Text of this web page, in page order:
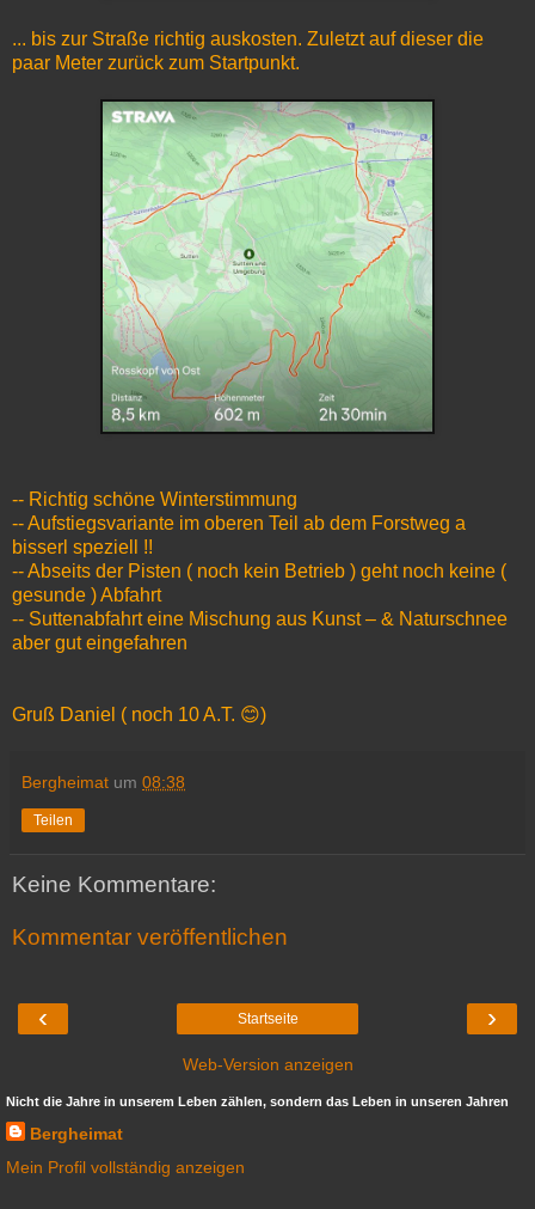
... bis zur Straße richtig auskosten. Zuletzt auf dieser die
paar Meter zurück zum Startpunkt.
-- Richtig schöne Winterstimmung
-- Aufstiegsvariante im oberen Teil ab dem Forstweg a
bisserl speziell !!
-- Abseits der Pisten ( noch kein Betrieb ) geht noch keine (
gesunde ) Abfahrt
-- Suttenabfahrt eine Mischung aus Kunst – & Naturschnee
aber gut eingefahren
Gruß Daniel ( noch 10 A.T. 😊)
Bergheimat um 08:38
Teilen
Keine Kommentare:
Kommentar veröffentlichen
‹ ›
Startseite
Web-Version anzeigen
Nicht die Jahre in unserem Leben zählen, sondern das Leben in unseren Jahren
Bergheimat
Mein Profil vollständig anzeigen